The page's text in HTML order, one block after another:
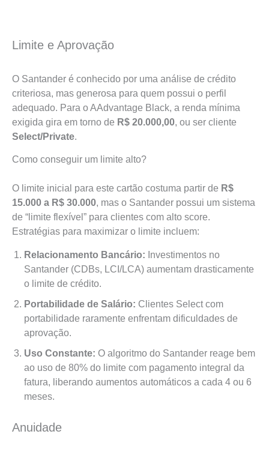
Limite e Aprovação
O Santander é conhecido por uma análise de crédito
criteriosa, mas generosa para quem possui o perfil
adequado. Para o AAdvantage Black, a renda mínima
exigida gira em torno de R$ 20.000,00, ou ser cliente
Select/Private.
Como conseguir um limite alto?
O limite inicial para este cartão costuma partir de R$
15.000 a R$ 30.000, mas o Santander possui um sistema
de “limite flexível” para clientes com alto score.
Estratégias para maximizar o limite incluem:
Relacionamento Bancário: Investimentos no
Santander (CDBs, LCI/LCA) aumentam drasticamente
o limite de crédito.
Portabilidade de Salário: Clientes Select com
portabilidade raramente enfrentam dificuldades de
aprovação.
Uso Constante: O algoritmo do Santander reage bem
ao uso de 80% do limite com pagamento integral da
fatura, liberando aumentos automáticos a cada 4 ou 6
meses.
Anuidade